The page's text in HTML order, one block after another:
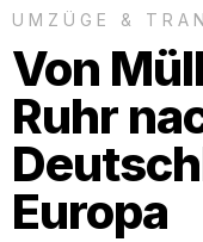
UMZÜGE &
Von
Ruhr
Europa